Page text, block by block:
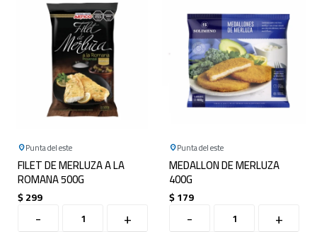
Punta del este
FILET DE MERLUZA A LA
ROMANA 500G
$299
- +
Punta del este
MEDALLON DE MERLUZA
400G
$179
- +